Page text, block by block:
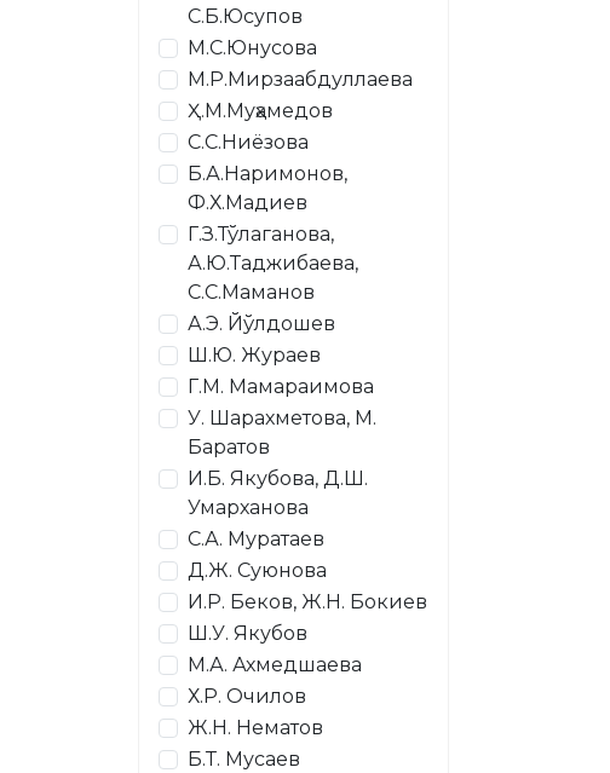
С.Б.Юсупов
М.С.Юнусова
М.Р.Мирзаабдуллаева
Ҳ.М.Муҳамедов
С.С.Ниёзова
Б.А.Наримонов,
Ф.Х.Мадиев
Г.З.Тўлаганова,
А.Ю.Таджибаева,
С.С.Маманов
А.Э. Йўлдошев
Ш.Ю. Жураев
Г.М. Мамараимова
У. Шарахметова, М.
Баратов
И.Б. Якубова, Д.Ш.
Умарханова
С.А. Муратаев
Д.Ж. Суюнова
И.Р. Беков, Ж.Н. Бокиев
Ш.У. Якубов
М.А. Ахмедшаева
Х.Р. Очилов
Ж.Н. Нематов
Б.Т. Мусаев